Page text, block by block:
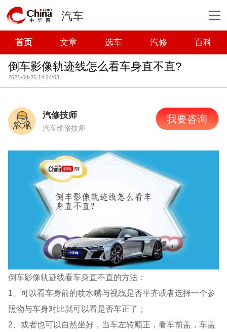
汽车
首页 文章 选车 汽修 百科
倒车影像轨迹线怎么看车身直不直?
2021-04-26 14:24:03
汽修技师
汽车维修技师
我要咨询
倒车影像轨迹线看车身直不直的方法：
1、可以看车身前的喷水嘴与视线是否平齐或者选择一个参
照物与车身对比就可以看是否车正了；
2、或者也可以自然坐好，当车左转顺正，看车前盖，车盖